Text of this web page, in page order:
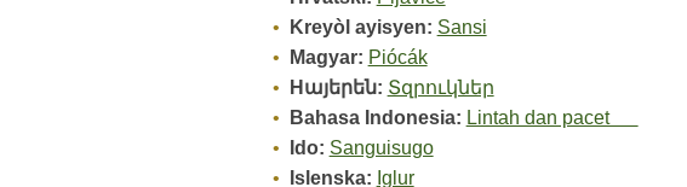
Kreyòl ayisyen: Sansi
Magyar: Piócák
Hայերեն: Տզրուկներ
Bahasa Indonesia: Lintah dan pacet
Ido: Sanguisugo
Islenska: Iglur